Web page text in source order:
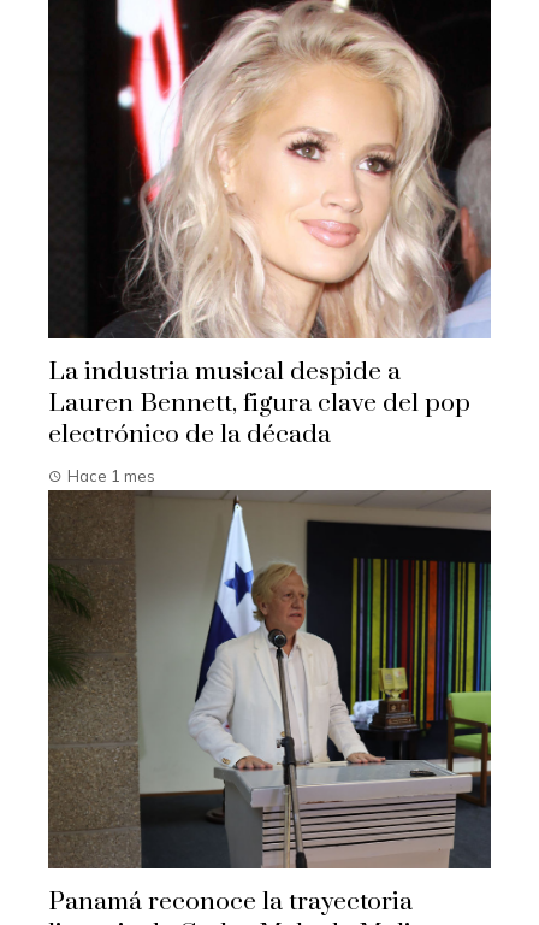
La industria musical despide a
Lauren Bennett, figura clave del pop
electrónico de la década
Hace 1 mes
Panamá reconoce la trayectoria